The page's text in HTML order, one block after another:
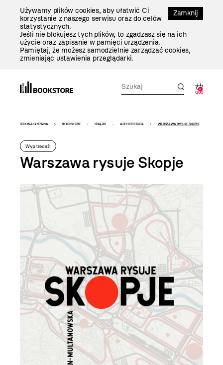
Zamknij
Używamy plików cookies, aby ułatwić Ci
korzystanie z naszego serwisu oraz do celów
statystycznych.
Jeśli nie blokujesz tych plików, to zgadzasz się na ich
użycie oraz zapisanie w pamięci urządzenia.
Pamiętaj, że możesz samodzielnie zarządzać cookies,
zmieniając ustawienia przeglądarki.
0
0,00
Bookstore
-
szablon
szczegóły
STRONA GŁÓWNA BOOKSTORE KSIĄŻKI ARCHITEKTURA WARSZAWA RYSUJE SKOPJE
Wyprzedaż!
Warszawa rysuje Skopje